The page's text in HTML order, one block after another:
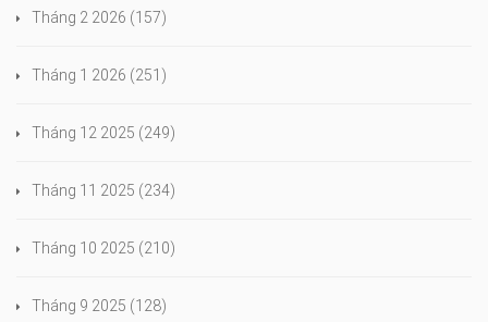
Tháng 2 2026 (157)
Tháng 1 2026 (251)
Tháng 12 2025 (249)
Tháng 11 2025 (234)
Tháng 10 2025 (210)
Tháng 9 2025 (128)